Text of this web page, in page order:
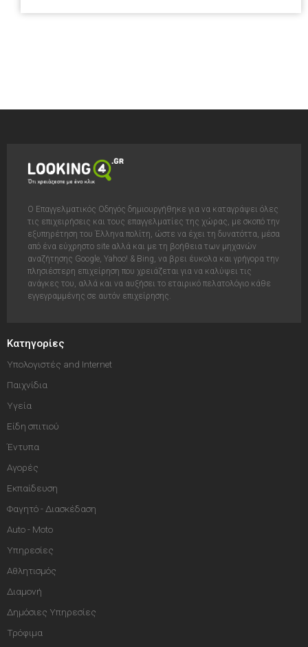
Ο Επαγγελματικός Οδηγός δημιουργήθηκε για να καταγράψει όλες
τις επιχειρήσεις και τους επαγγελματίες της χώρας, με σκοπό την
εξυπηρέτηση του Έλληνα πολίτη, ώστε να έχει τη δυνατόττα, μέσα
από ένα εύχρηστο site αλλά και με τη βοήθεια των μηχανών
αναζήτησης Google, Yahoo! & Bing, να βρει έυκολα και γρήγορα την
πλησιέστερη επιχείρηση που χρειάζεται για να καλύψει τις
ανάγκες του, αλλά και να αυξήσει το εταιρικό πελατολόγιο κάθε
εγγεγραμμένης σε αυτόν επιχείρησης.
Κατηγορίες
Υπολογιστές and Internet
Παιχνίδια
Υγεία
Είδη σπιτιού
Έντυπα
Αγορές
Εκπαίδευση
Φαγητό - Διασκέδαση
Auto - Moto
Υπηρεσίες
Αθλητισμός
Διαμονή
Δημόσιες Υπηρεσίες
Τρόφιμα